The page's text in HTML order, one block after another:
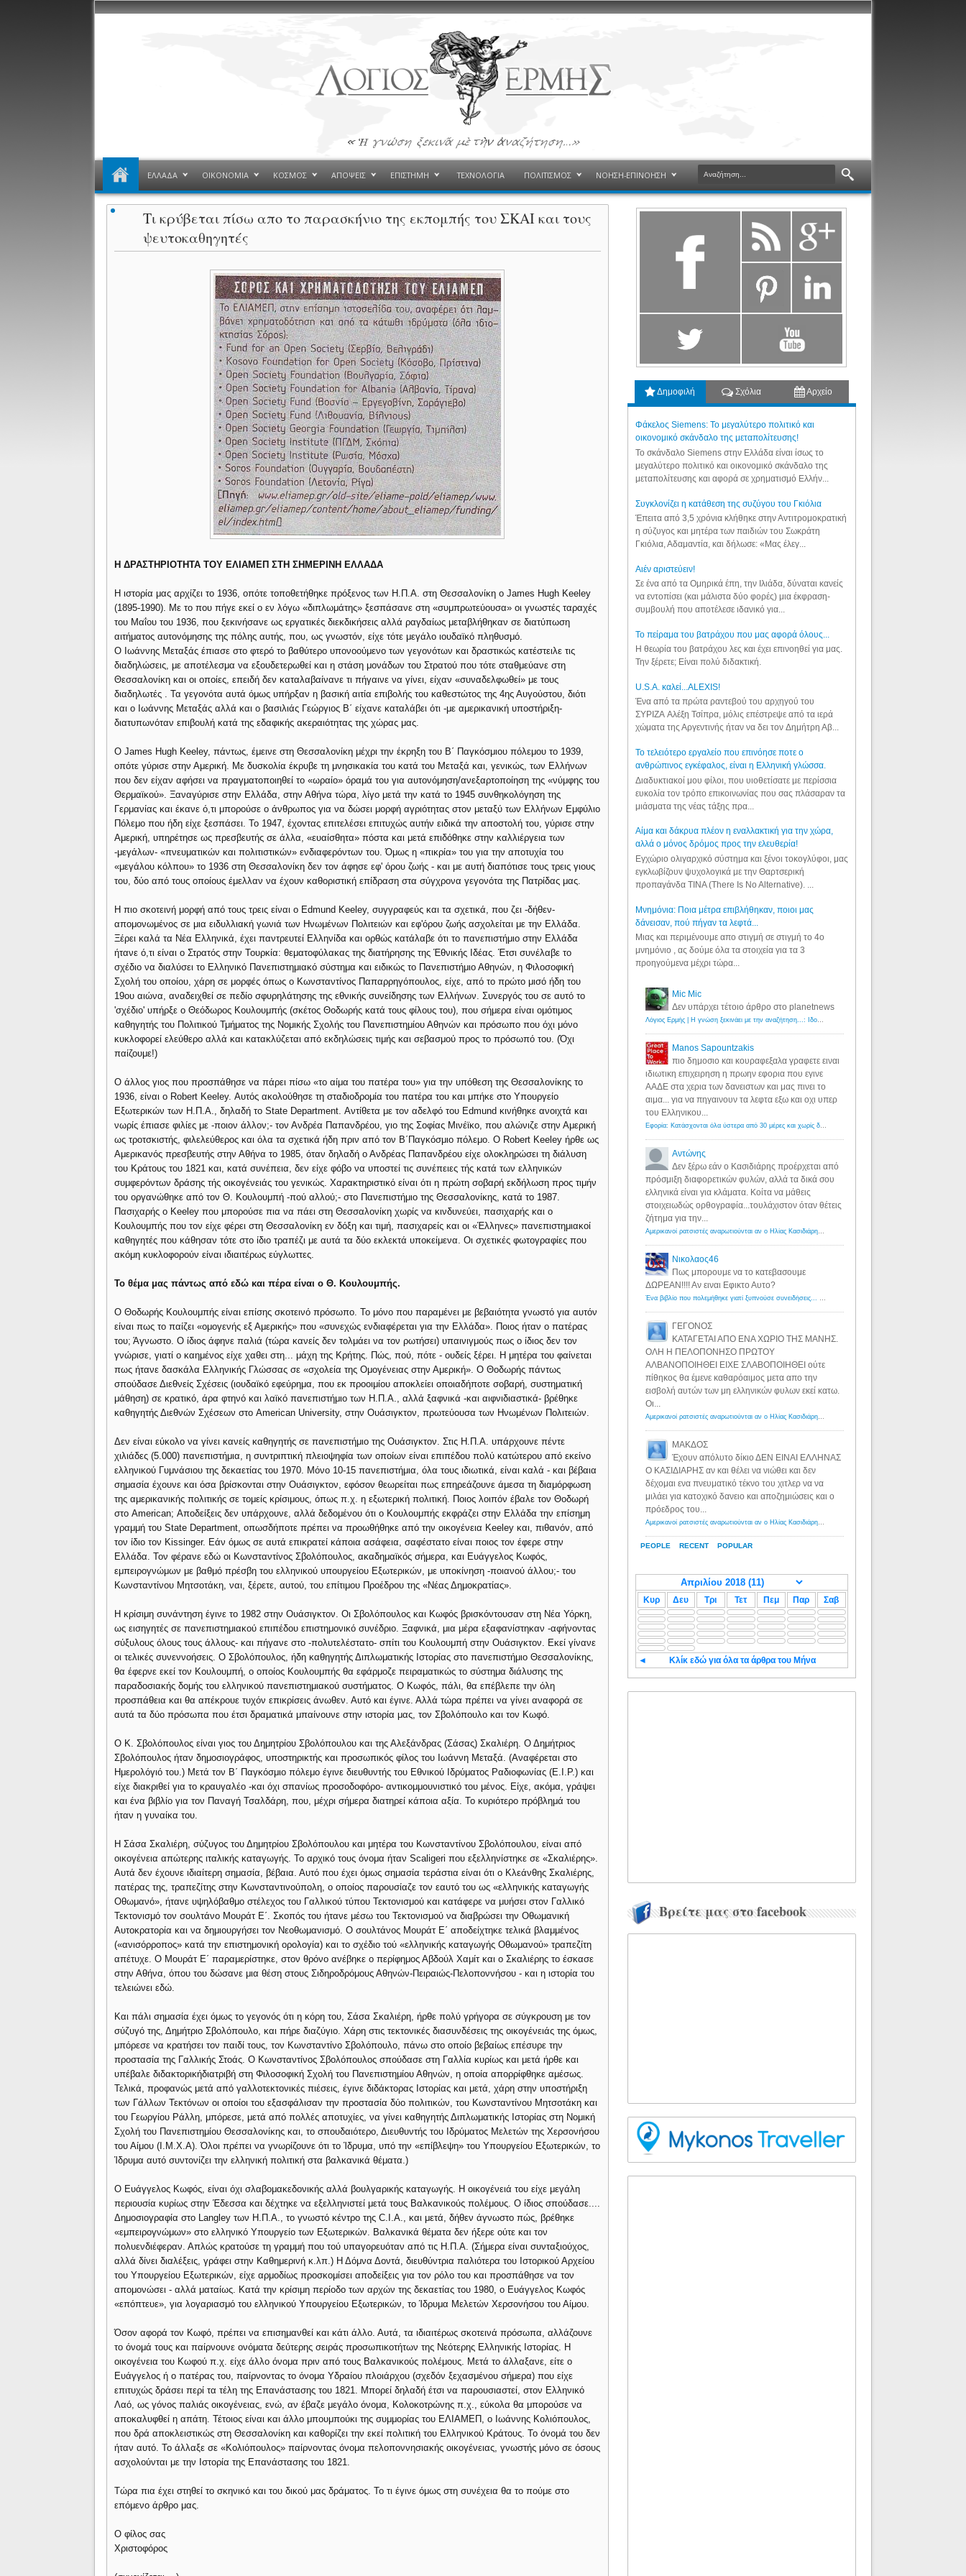
ΕΛΛΑΔΑ ΟΙΚΟΝΟΜΙΑ ΚΟΣΜΟΣ ΑΠΟΨΕΙΣ ΕΠΙΣΤΗΜΗ ΤΕΧΝΟΛΟΓΙΑ ΠΟΛΙΤΙΣΜΟΣ ΝΟΗΣΗ-ΕΠΙΝΟΗΣΗ
Τι κρύβεται πίσω απο το παρασκήνιο της εκπομπής του ΣΚΑΙ και τους
ψευτοκαθηγητές
Η ΔΡΑΣΤΗΡΙΟΤΗΤΑ ΤΟΥ ΕΛΙΑΜΕΠ ΣΤΗ ΣΗΜΕΡΙΝΗ ΕΛΛΑΔΑ
Η ιστορία μας αρχίζει το 1936, οπότε τοποθετήθηκε πρόξενος των Η.Π.Α. στη Θεσσαλονίκη ο James Hugh Keeley
(1895-1990). Με το που πήγε εκεί ο εν λόγω «διπλωμάτης» ξεσπάσανε στη «συμπρωτεύουσα» οι γνωστές ταραχές
του Μαΐου του 1936, που ξεκινήσανε ως εργατικές διεκδικήσεις αλλά ραγδαίως μεταβλήθηκαν σε διατύπωση
αιτήματος αυτονόμησης της πόλης αυτής, που, ως γνωστόν, είχε τότε μεγάλο ιουδαϊκό πληθυσμό.
Ο Ιωάννης Μεταξάς έπιασε στο φτερό το βαθύτερο υπονοούμενο των γεγονότων και δραστικώς κατέστειλε τις
διαδηλώσεις, με αποτέλεσμα να εξουδετερωθεί και η στάση μονάδων του Στρατού που τότε σταθμεύανε στη
Θεσσαλονίκη και οι οποίες, επειδή δεν καταλαβαίνανε τι πήγαινε να γίνει, είχαν «συναδελφωθεί» με τους
διαδηλωτές . Τα γεγονότα αυτά όμως υπήρξαν η βασική αιτία επιβολής του καθεστώτος της 4ης Αυγούστου, διότι
και ο Ιωάννης Μεταξάς αλλά και ο βασιλιάς Γεώργιος Β΄ είχανε καταλάβει ότι -με αμερικανική υποστήριξη-
διατυπωνόταν επιβουλή κατά της εδαφικής ακεραιότητας της χώρας μας.
Ο James Hugh Keeley, πάντως, έμεινε στη Θεσσαλονίκη μέχρι την έκρηξη του Β΄ Παγκόσμιου πόλεμου το 1939,
οπότε γύρισε στην Αμερική. Με δυσκολία έκρυβε τη μνησικακία του κατά του Μεταξά και, γενικώς, των Ελλήνων
που δεν είχαν αφήσει να πραγματοποιηθεί το «ωραίο» όραμά του για αυτονόμηση/ανεξαρτοποίηση της «νύμφης του
Θερμαϊκού». Ξαναγύρισε στην Ελλάδα, στην Αθήνα τώρα, λίγο μετά την κατά το 1945 συνθηκολόγηση της
Γερμανίας και έκανε ό,τι μπορούσε ο άνθρωπος για να δώσει μορφή αγριότητας στον μεταξύ των Ελλήνων Εμφύλιο
Πόλεμο που ήδη είχε ξεσπάσει. Το 1947, έχοντας επιτελέσει επιτυχώς αυτήν ειδικά την αποστολή του, γύρισε στην
Αμερική, υπηρέτησε ως πρεσβευτής σε άλλα, «ευαίσθητα» πόστα και μετά επιδόθηκε στην καλλιέργεια των
-μεγάλων- «πνευματικών και πολιτιστικών» ενδιαφερόντων του. Όμως η «πικρία» του για την αποτυχία του
«μεγάλου κόλπου» το 1936 στη Θεσσαλονίκη δεν τον άφησε εφ' όρου ζωής - και με αυτή διαπότισε τους τρεις γιους
του, δύο από τους οποίους έμελλαν να έχουν καθοριστική επίδραση στα σύγχρονα γεγονότα της Πατρίδας μας.
Η πιο σκοτεινή μορφή από τους τρεις είναι ο Edmund Keeley, συγγραφεύς και τα σχετικά, που ζει -δήθεν-
απομονωμένος σε μια ειδυλλιακή γωνιά των Ηνωμένων Πολιτειών και εφ'όρου ζωής ασχολείται με την Ελλάδα.
Ξέρει καλά τα Νέα Ελληνικά, έχει παντρευτεί Ελληνίδα και ορθώς κατάλαβε ότι το πανεπιστήμιο στην Ελλάδα
ήτανε ό,τι είναι ο Στρατός στην Τουρκία: θεματοφύλακας της διατήρησης της Έθνικής Ιδέας. Έτσι συνέλαβε το
σχέδιο να διαλύσει το Ελληνικό Πανεπιστημιακό σύστημα και ειδικώς το Πανεπιστήμιο Αθηνών, η Φιλοσοφική
Σχολή του οποίου, χάρη σε μορφές όπως ο Κωνσταντίνος Παπαρρηγόπουλος, είχε, από το πρώτο μισό ήδη του
19ου αιώνα, αναδειχθεί σε πεδίο σφυρηλάτησης της εθνικής συνείδησης των Ελλήνων. Συνεργός του σε αυτό το
'σχέδιο' υπήρξε ο Θεόδωρος Κουλουμπής (σκέτος Θοδωρής κατά τους φίλους του), που σήμερα είναι ομότιμος
καθηγητής του Πολιτικού Τμήματος της Νομικής Σχολής του Πανεπιστημίου Αθηνών και πρόσωπο που όχι μόνο
κυκλοφορεί ελεύθερο αλλά και κατακλύζεται από εκδηλώσεις τιμής και σεβασμού προς το πρόσωπό του. (Όχι
παίζουμε!)
Ο άλλος γιος που προσπάθησε να πάρει πίσω «το αίμα του πατέρα του» για την υπόθεση της Θεσσαλονίκης το
1936, είναι ο Robert Keeley. Αυτός ακολούθησε τη σταδιοδρομία του πατέρα του και μπήκε στο Υπουργείο
Εξωτερικών των Η.Π.Α., δηλαδή το State Department. Αντίθετα με τον αδελφό του Edmund κινήθηκε ανοιχτά και
νωρίς έπιασε φιλίες με -ποιον άλλον;- τον Ανδρέα Παπανδρέου, γιο της Σοφίας Μινέϊκο, που αλώνιζε στην Αμερική
ως τροτσκιστής, φιλελεύθερος και όλα τα σχετικά ήδη πριν από τον Β΄Παγκόσμιο πόλεμο. Ο Robert Keeley ήρθε ως
Αμερικανός πρεσβευτής στην Αθήνα το 1985, όταν δηλαδή ο Ανδρέας Παπανδρέου είχε ολοκληρώσει τη διάλυση
του Κράτους του 1821 και, κατά συνέπεια, δεν είχε φόβο να υποστεί τις συνέπειες τής κατά των ελληνικών
συμφερόντων δράσης τής οικογένειάς του γενικώς. Χαρακτηριστικό είναι ότι η πρώτη σοβαρή εκδήλωση προς τιμήν
του οργανώθηκε από τον Θ. Κουλουμπή -πού αλλού;- στο Πανεπιστήμιο της Θεσσαλονίκης, κατά το 1987.
Πασιχαρής ο Keeley που μπορούσε πια να πάει στη Θεσσαλονίκη χωρίς να κινδυνεύει, πασιχαρής και ο
Κουλουμπής που τον είχε φέρει στη Θεσσαλονίκη εν δόξη και τιμή, πασιχαρείς και οι «Έλληνες» πανεπιστημιακοί
καθηγητές που κάθησαν τότε στο ίδιο τραπέζι με αυτά τα δύο εκλεκτά υποκείμενα. Οι σχετικές φωτογραφίες που
ακόμη κυκλοφορούν είναι ιδιαιτέρως εύγλωττες.
Το θέμα μας πάντως από εδώ και πέρα είναι ο Θ. Κουλουμπής.
Ο Θοδωρής Κουλουμπής είναι επίσης σκοτεινό πρόσωπο. Το μόνο που παραμένει με βεβαιότητα γνωστό για αυτόν
είναι πως το παίζει «ομογενής εξ Αμερικής» που «συνεχώς ενδιαφέρεται για την Ελλάδα». Ποιος ήταν ο πατέρας
του; Άγνωστο. Ο ίδιος άφηνε παλιά (τώρα κανείς δεν τολμάει να τον ρωτήσει) υπαινιγμούς πως ο ίδιος δεν τον
γνώρισε, γιατί ο καημένος είχε χαθει στη... μάχη της Κρήτης. Πώς, πού, πότε - ουδείς ξέρει. Η μητέρα του φαίνεται
πως ήτανε δασκάλα Ελληνικής Γλώσσας σε «σχολεία της Ομογένειας στην Αμερική». Ο Θοδωρής πάντως
σπούδασε Διεθνείς Σχέσεις (ιουδαϊκό εφεύρημα, που εκ προοιμίου αποκλείει οποιαδήποτε σοβαρή, συστηματική
μάθηση) σε κρατικό, άρα φτηνό και λαϊκό πανεπιστήμιο των Η.Π.Α., αλλά ξαφνικά -και αιφνιδιαστικά- βρέθηκε
καθηγητής Διεθνών Σχέσεων στο American University, στην Ουάσιγκτον, πρωτεύουσα των Ηνωμένων Πολιτειών.
Δεν είναι εύκολο να γίνει κανείς καθηγητής σε πανεπιστήμιο της Ουάσιγκτον. Στις Η.Π.Α. υπάρχουνε πέντε
χιλιάδες (5.000) πανεπιστήμια, η συντριπτική πλειοψηφία των οποίων είναι επιπέδου πολύ κατώτερου από εκείνο
ελληνικού Γυμνάσιου της δεκαετίας του 1970. Μόνο 10-15 πανεπιστήμια, όλα τους ιδιωτικά, είναι καλά - και βέβαια
σημασία έχουνε και όσα βρίσκονται στην Ουάσιγκτον, εφόσον θεωρείται πως επηρεάζουνε άμεσα τη διαμόρφωση
της αμερικανικής πολιτικής σε τομείς κρίσιμους, όπως π.χ. η εξωτερική πολιτική. Ποιος λοιπόν έβαλε τον Θοδωρή
στο American; Αποδείξεις δεν υπάρχουνε, αλλά δεδομένου ότι ο Κουλουμπής εκφράζει στην Ελλάδα την επίσημη
γραμμή του State Department, οπωσδήποτε πρέπει να προωθήθηκε από την οικογένεια Keeley και, πιθανόν, από
τον ίδιο τον Kissinger. Εάν όμως σε αυτά επικρατεί κάποια ασάφεια, σαφέστατο είναι ποιος τον έφερε στην
Ελλάδα. Τον φέρανε εδώ οι Κωνσταντίνος Σβολόπουλος, ακαδημαϊκός σήμερα, και Ευάγγελος Κωφός,
εμπειρογνώμων με βαθμό πρέσβη του ελληνικού υπουργείου Εξωτερικών, με υποκίνηση -ποιανού άλλου;- του
Κωνσταντίνου Μητσοτάκη, ναι, ξέρετε, αυτού, του επίτιμου Προέδρου της «Νέας Δημοκρατίας».
Η κρίσιμη συνάντηση έγινε το 1982 στην Ουάσιγκτον. Οι Σβολόπουλος και Κωφός βρισκόντουσαν στη Νέα Υόρκη,
ως εισηγητές σε πανεπιστημιακού επιπέδου επιστημονικό συνέδριο. Ξαφνικά, μια μέρα εξαφανίστηκαν -αφήνοντας
σύξυλους όλους τους άλλους- και πήγανε στο -πολυτελέστατο- σπίτι του Κουλουμπή στην Ουάσιγκτον. Εκεί γίνανε
οι τελικές συνεννοήσεις. Ο Σβολόπουλος, ήδη καθηγητής Διπλωματικής Ιστορίας στο πανεπιστήμιο Θεσσαλονίκης,
θα έφερνε εκεί τον Κουλουμπή, ο οποίος Κουλουμπής θα εφάρμοζε πειραματικώς το σύστημα διάλυσης της
παραδοσιακής δομής του ελληνικού πανεπιστημιακού συστήματος. Ο Κωφός, πάλι, θα επέβλεπε την όλη
προσπάθεια και θα απέκρουε τυχόν επικρίσεις άνωθεν. Αυτό και έγινε. Αλλά τώρα πρέπει να γίνει αναφορά σε
αυτά τα δύο πρόσωπα που έτσι δραματικά μπαίνουνε στην ιστορία μας, τον Σβολόπουλο και τον Κωφό.
Ο Κ. Σβολόπουλος είναι γιος του Δημητρίου Σβολόπουλου και της Αλεξάνδρας (Σάσας) Σκαλιέρη. Ο Δημήτριος
Σβολόπουλος ήταν δημοσιογράφος, υποστηρικτής και προσωπικός φίλος του Ιωάννη Μεταξά. (Αναφέρεται στο
Ημερολόγιό του.) Μετά τον Β΄ Παγκόσμιο πόλεμο έγινε διευθυντής του Εθνικού Ιδρύματος Ραδιοφωνίας (Ε.Ι.Ρ.) και
είχε διακριθεί για το κραυγαλέο -και όχι σπανίως προσοδοφόρο- αντικομμουνιστικό του μένος. Είχε, ακόμα, γράψει
και ένα βιβλίο για τον Παναγή Τσαλδάρη, που, μέχρι σήμερα διατηρεί κάποια αξία. Το κυριότερο πρόβλημά του
ήταν η γυναίκα του.
Η Σάσα Σκαλιέρη, σύζυγος του Δημητρίου Σβολόπουλου και μητέρα του Κωνσταντίνου Σβολόπουλου, είναι από
οικογένεια απώτερης ιταλικής καταγωγής. Το αρχικό τους όνομα ήταν Scaligeri που εξελληνίστηκε σε «Σκαλιέρης».
Αυτά δεν έχουνε ιδιαίτερη σημασία, βέβαια. Αυτό που έχει όμως σημασία τεράστια είναι ότι ο Κλεάνθης Σκαλιέρης,
πατέρας της, τραπεζίτης στην Κωνσταντινούπολη, ο οποίος παρουσίαζε τον εαυτό του ως «ελληνικής καταγωγής
Οθωμανό», ήτανε υψηλόβαθμο στέλεχος του Γαλλικού τύπου Τεκτονισμού και κατάφερε να μυήσει στον Γαλλικό
Τεκτονισμό τον σουλτάνο Μουράτ Ε΄. Σκοπός του ήτανε μέσω του Τεκτονισμού να διαβρώσει την Οθωμανική
Αυτοκρατορία και να δημιουργήσει τον Νεοθωμανισμό. Ο σουλτάνος Μουράτ Ε΄ αποδείχτηκε τελικά βλαμμένος
(«ανισόρροπος» κατά την επιστημονική ορολογία) και το σχέδιο τού «ελληνικής καταγωγής Οθωμανού» τραπεζίτη
απέτυχε. Ο Μουράτ Ε΄ παραμερίστηκε, στον θρόνο ανέβηκε ο περίφημος Αβδούλ Χαμίτ και ο Σκαλιέρης το έσκασε
στην Αθήνα, όπου του δώσανε μια θέση στους Σιδηροδρόμους Αθηνών-Πειραιώς-Πελοποννήσου - και η ιστορία του
τελειώνει εδώ.
Και πάλι σημασία έχει όμως το γεγονός ότι η κόρη του, Σάσα Σκαλιέρη, ήρθε πολύ γρήγορα σε σύγκρουση με τον
σύζυγό της, Δημήτριο Σβολόπουλο, και πήρε διαζύγιο. Χάρη στις τεκτονικές διασυνδέσεις της οικογένειάς της όμως,
μπόρεσε να κρατήσει τον παιδί τους, τον Κωνσταντίνο Σβολόπουλο, πάνω στο οποίο βεβαίως επέσυρε την
προστασία της Γαλλικής Στοάς. Ο Κωνσταντίνος Σβολόπουλος σπούδασε στη Γαλλία κυρίως και μετά ήρθε και
υπέβαλε διδακτορικήδιατριβή στη Φιλοσοφική Σχολή του Πανεπιστημίου Αθηνών, η οποία απορρίφθηκε αμέσως.
Τελικά, προφανώς μετά από γαλλοτεκτονικές πιέσεις, έγινε διδάκτορας Ιστορίας και μετά, χάρη στην υποστήριξη
των Γάλλων Τεκτόνων οι οποίοι του εξασφάλισαν την προστασία δύο πολιτικών, του Κωνσταντίνου Μητσοτάκη και
του Γεωργίου Ράλλη, μπόρεσε, μετά από πολλές αποτυχίες, να γίνει καθηγητής Διπλωματικής Ιστορίας στη Νομική
Σχολή του Πανεπιστημίου Θεσσαλονίκης και, το σπουδαιότερο, Διευθυντής του Ιδρύματος Μελετών της Χερσονήσου
του Αίμου (Ι.Μ.Χ.Α). Όλοι πρέπει να γνωρίζουνε ότι το Ίδρυμα, υπό την «επίβλεψη» του Υπουργείου Εξωτερικών, το
Ίδρυμα αυτό συντονίζει την ελληνική πολιτική στα βαλκανικά θέματα.)
Ο Ευάγγελος Κωφός, είναι όχι σλαβομακεδονικής αλλά βουλγαρικής καταγωγής. Η οικογένειά του είχε μεγάλη
περιουσία κυρίως στην Έδεσσα και δέχτηκε να εξελληνιστεί μετά τους Βαλκανικούς πολέμους. Ο ίδιος σπούδασε....
Δημοσιογραφία στο Langley των Η.Π.Α., το γνωστό κέντρο της C.I.A., και μετά, δήθεν άγνωστο πώς, βρέθηκε
«εμπειρογνώμων» στο ελληνικό Υπουργείο των Εξωτερικών. Βαλκανικά θέματα δεν ήξερε ούτε και τον
πολυενδιέφεραν. Απλώς κρατούσε τη γραμμή που τού υπαγορευόταν από τις Η.Π.Α. (Σήμερα είναι συνταξιούχος,
αλλά δίνει διαλέξεις, γράφει στην Καθημερινή κ.λπ.) Η Δόμνα Δοντά, διευθύντρια παλιότερα του Ιστορικού Αρχείου
του Υπουργείου Εξωτερικών, είχε αρμοδίως προσκομίσει αποδείξεις για τον ρόλο του και προσπάθησε να τον
απομονώσει - αλλά ματαίως. Κατά την κρίσιμη περίοδο των αρχών της δεκαετίας του 1980, ο Ευάγγελος Κωφός
«επόπτευε», για λογαριασμό του ελληνικού Υπουργείου Εξωτερικών, το Ίδρυμα Μελετών Χερσονήσου του Αίμου.
Όσον αφορά τον Κωφό, πρέπει να επισημανθεί και κάτι άλλο. Αυτά, τα ιδιαιτέρως σκοτεινά πρόσωπα, αλλάζουνε
το όνομά τους και παίρνουνε ονόματα δεύτερης σειράς προσωπικοτήτων της Νεότερης Ελληνικής Ιστορίας. Η
οικογένεια του Κωφού π.χ. είχε άλλο όνομα πριν από τους Βαλκανικούς πολέμους. Μετά το άλλαξανε, είτε ο
Ευάγγελος ή ο πατέρας του, παίρνοντας το όνομα Υδραίου πλοιάρχου (σχεδόν ξεχασμένου σήμερα) που είχε
επιτυχώς δράσει περί τα τέλη της Επανάστασης του 1821. Μπορεί δηλαδή έτσι να παρουσιαστεί, στον Ελληνικό
Λαό, ως γόνος παλιάς οικογένειας, ενώ, αν έβαζε μεγάλο όνομα, Κολοκοτρώνης π.χ., εύκολα θα μπορούσε να
αποκαλυφθεί η απάτη. Τέτοιος είναι και άλλο μπουμπούκι της συμμορίας του ΕΛΙΑΜΕΠ, ο Ιωάννης Κολιόπουλος,
που δρά αποκλειστικώς στη Θεσσαλονίκη και καθορίζει την εκεί πολιτική του Ελληνικού Κράτους. Το όνομά του δεν
ήταν αυτό. Το άλλαξε σε «Κολιόπουλος» παίρνοντας όνομα πελοποννησιακής οικογένειας, γνωστής μόνο σε όσους
ασχολούνται με την Ιστορία της Επανάστασης του 1821.
Τώρα πια έχει στηθεί το σκηνικό και του δικού μας δράματος. Το τι έγινε όμως στη συνέχεια θα το πούμε στο
επόμενο άρθρο μας.
Ο φίλος σας
Χριστοφόρος
Δημοφιλή Σχόλια Αρχείο
Φάκελος Siemens: Το μεγαλύτερο πολιτικό και
οικονομικό σκάνδαλο της μεταπολίτευσης!
Το σκάνδαλο Siemens στην Ελλάδα είναι ίσως το
μεγαλύτερο πολιτικό και οικονομικό σκάνδαλο της
μεταπολίτευσης και αφορά σε χρηματισμό Ελλήν...
Συγκλονίζει η κατάθεση της συζύγου του Γκιόλια
Έπειτα από 3,5 χρόνια κλήθηκε στην Αντιτρομοκρατική
η σύζυγος και μητέρα των παιδιών του Σωκράτη
Γκιόλια, Αδαμαντία, και δήλωσε: «Μας έλεγ...
Aιέν αριστεύειν!
Σε ένα από τα Ομηρικά έπη, την Ιλιάδα, δύναται κανείς
να εντοπίσει (και μάλιστα δύο φορές) μια έκφραση-
συμβουλή που αποτέλεσε ιδανικό για...
Το πείραμα του βατράχου που μας αφορά όλους...
Η θεωρία του βατράχου λες και έχει επινοηθεί για μας.
Την ξέρετε; Είναι πολύ διδακτική.
U.S.A. καλεί...ALEXIS!
Ένα από τα πρώτα ραντεβού του αρχηγού του
ΣΥΡΙΖΑ Αλέξη Τσίπρα, μόλις επέστρεψε από τα ιερά
χώματα της Αργεντινής ήταν να δει τον Δημήτρη Αβ...
Το τελειότερο εργαλείο που επινόησε ποτε ο
ανθρώπινος εγκέφαλος, είναι η Ελληνική γλώσσα.
Διαδυκτιακοί μου φίλοι, που υιοθετίσατε με περίσσια
ευκολία τον τρόπο επικοινωνίας που σας πλάσαραν τα
μιάσματα της νέας τάξης πρα...
Αίμα και δάκρυα πλέον η εναλλακτική για την χώρα,
αλλά ο μόνος δρόμος προς την ελευθερία!
Εγχώριο ολιγαρχικό σύστημα και ξένοι τοκογλύφοι, μας
εγκλωβίζουν ψυχολογικά με την Θαρτσερική
προπαγάνδα TINA (There Is No Alternative). ...
Μνημόνια: Ποια μέτρα επιβλήθηκαν, ποιοι μας
δάνεισαν, πού πήγαν τα λεφτά...
Μιας και περιμένουμε απο στιγμή σε στιγμή το 4ο
μνημόνιο , ας δούμε όλα τα στοιχεία για τα 3
προηγούμενα μέχρι τώρα...
PEOPLE RECENT POPULAR
Mic Mic
Δεν υπάρχει τέτοιο άρθρο στο planetnews
Λόγιος Ερμής | Η γνώση ξεκινάει με την αναζήτηση...: Ιδού οι 18 που χρωστούν 11 δις ευρώ!
Manos Sapountzakis
πιο δημοσιο και κουραφεξαλα γραφετε ειναι
ιδιωτικη επιχειρηση η πρωην εφορια που εγινε
ΑΑΔΕ στα χερια των δανειστων και μας πινει το
αιμα... για να πηγαινουν τα λεφτα εξω και οχι υπερ
του Ελληνικου...
Εφορία: Κατάσχονται όλα ύστερα από 30 μέρες και χωρίς δικαστικές αποφάσεις - Λόγιος Ερμής
Αντώνης
Δεν ξέρω εάν ο Κασιδιάρης προέρχεται από
πρόσμιξη διαφορετικών φυλών, αλλά τα δικά σου
ελληνικά είναι για κλάματα. Κοίτα να μάθεις
στοιχειωδώς ορθογραφία...τουλάχιστον όταν θέτεις
ζήτημα για την...
Αμερικανοί ρατσιστές αναρωτιούνται αν ο Ηλίας Κασιδιάρης ανήκει στη λευκή φυλή... - Λόγιος Ερμής
Νικολαος46
Πως μπορουμε να το κατεβασουμε
ΔΩΡΕΑΝ!!!! Αν ειναι Εφικτο Αυτο?
Ένα βιβλίο που πολεμήθηκε γιατί ξυπνούσε συνειδήσεις... - Λόγιος Ερμής | Η γνώση ξεκινάει με την αναζήτηση...
ΓΕΓΟΝΟΣ
ΚΑΤΑΓΕΤΑΙ ΑΠΟ ΕΝΑ ΧΩΡΙΟ ΤΗΣ ΜΑΝΗΣ.
ΟΛΗ Η ΠΕΛΟΠΟΝΗΣΟ ΠΡΩΤΟΥ
ΑΛΒΑΝΟΠΟΙΗΘΕΙ ΕΙΧΕ ΣΛΑΒΟΠΟΙΗΘΕΙ ούτε
πίθηκος θα έμενε καθαρόαιμος μετα απο την
εισβολή αυτών των μη ελληνικών φυλων εκεί κατω.
Οι...
Αμερικανοί ρατσιστές αναρωτιούνται αν ο Ηλίας Κασιδιάρης ανήκει στη λευκή φυλή... - Λόγιος Ερμής
ΜΑΚΔΟΣ
Έχουν απόλυτο δίκιο ΔΕΝ ΕΙΝΑΙ ΕΛΛΗΝΑΣ
Ο ΚΑΣΙΔΙΑΡΗΣ αν και θέλει να νιώθει και δεν
δέχομαι ενα πνευματικό τέκνο του χιτλερ να να
μιλάει για κατοχικό δανειο και αποζημιώσεις και ο
πρόεδρος του...
Αμερικανοί ρατσιστές αναρωτιούνται αν ο Ηλίας Κασιδιάρης ανήκει στη λευκή φυλή... - Λόγιος Ερμής
Κυρ Δευ Τρι Τετ Πεμ Παρ Σαβ
◄ Κλίκ εδώ για όλα τα άρθρα του Μήνα
Βρείτε μας στο facebook